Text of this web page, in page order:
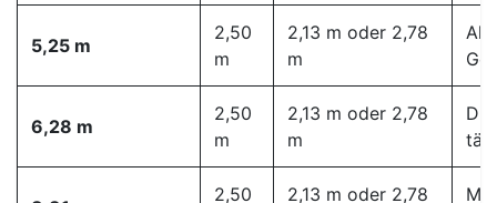
5,25 m
2,50
m
2,13 m oder 2,78
m
6,28 m
2,50
m
2,13 m oder 2,78
m
2,50
2,13 m oder 2,78